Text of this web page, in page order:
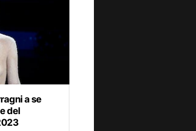
a se
del